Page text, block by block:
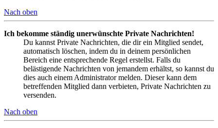
Nach oben
Ich bekomme ständig unerwünschte Private Nachrichten!
Du kannst Private Nachrichten, die dir ein Mitglied sendet,
automatisch löschen, indem du in deinem persönlichen
Bereich eine entsprechende Regel erstellst. Falls du
belästigende Nachrichten von jemandem erhältst, so kannst du
dies auch einem Administrator melden. Dieser kann dem
betreffenden Mitglied dann verbieten, Private Nachrichten zu
versenden.
Nach oben